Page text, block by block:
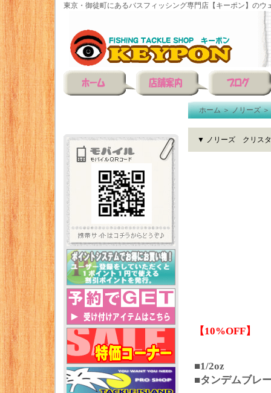
東京・御徒町にあるバスフィッシング専門店【キーポン】のウ
ホーム＞ノリーズ＞
▼ ノリーズ クリス
【10%OFF】
■1/2oz
■タンデムブレ